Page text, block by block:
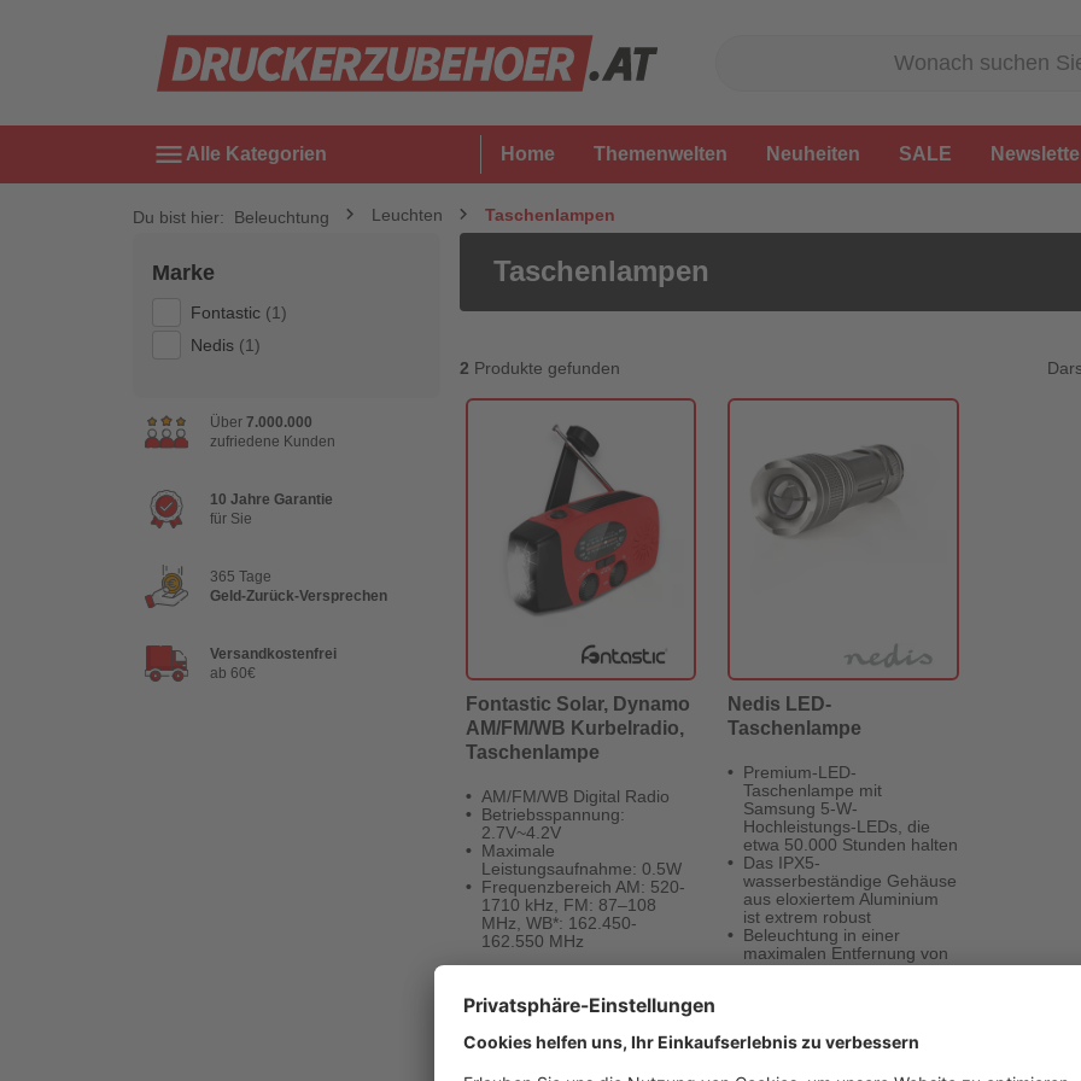
menu Alle Kategorien Home Themenwelten Neuheiten SALE
Du bist hier: Beleuchtung Leuchten Taschenlampen
Taschenlampen
Marke
Fontastic (1)
Nedis (1)
Über 7.000.000
zufriedene Kunden
10 Jahre Garantie
für Sie
365 Tage
Geld-Zurück-Versprechen
Versandkostenfrei
ab 60€
2 Produkte gefunden
Fontastic Solar, Dynamo
AM/FM/WB Kurbelradio,
Taschenlampe
AM/FM/WB Digital Radio
Betriebsspannung:
2.7V~4.2V
Maximale
Leistungsaufnahme: 0.5W
Frequenzbereich AM: 520-
1710 kHz, FM: 87–108
MHz, WB*: 162.450-
162.550 MHz
Lieferzeit: 1-2
20,16 €*
Nedis LED-
Taschenlampe
Premium-LED-
Taschenlampe mit
Samsung 5-W-
Hochleistungs-LEDs, die
etwa 50.000 Stunden halten
Das IPX5-
wasserbeständige Gehäuse
aus eloxiertem Aluminium
ist extrem robust
Beleuchtung in einer
maximalen Entfernung von
200 m
Lieferzeit: 1-2
16,13 €*